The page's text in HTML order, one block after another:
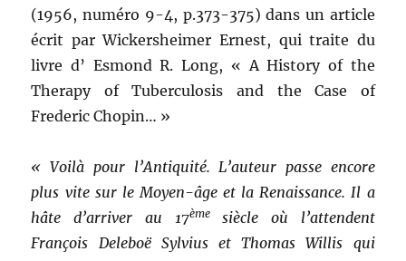
(1956, numéro 9-4, p.373-375) dans un article
écrit par Wickersheimer Ernest, qui traite du
livre d’ Esmond R. Long, « A History of the
Therapy of Tuberculosis and the Case of
Frederic Chopin… »
« Voilà pour l’Antiquité. L’auteur passe encore
plus vite sur le Moyen-âge et la Renaissance. Il a
hâte d’arriver au 17èmesiècle où l’attendent
François Deleboë Sylvius et Thomas Willis qui